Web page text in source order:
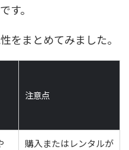
す。
をまとめてみました。
注意点
購入またはレンタルが